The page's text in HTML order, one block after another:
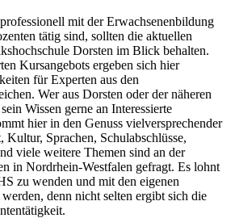
mit der Erwachsenenbildung
tätig sind, sollten die aktuellen
Dorsten im Blick behalten.
Kursangebots ergeben sich hier
für Experten aus den
Wer aus Dorsten oder der näheren
Wissen gerne an Interessierte
hier in den Genuss vielversprechender
Kultur, Sprachen, Schulabschlüsse,
viele weitere Themen sind an der
in Nordrhein-Westfalen gefragt. Es lohnt
zu wenden und mit den eigenen
denn nicht selten ergibt sich die